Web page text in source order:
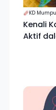
KD
Kenali
Aktif